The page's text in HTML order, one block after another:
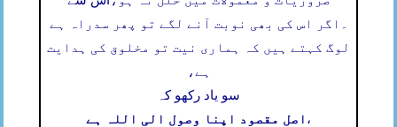
اگر اس کی بھی نوبت آنے لگے تو پھر سدراہ ہے
لوگ کہتے ہیں کہ ہماری نیت تو مخلوق کی ہدایت
ہے،
سو یاد رکھو کہ
اصل مقصود اپنا وصول الی اللہ ہے ،